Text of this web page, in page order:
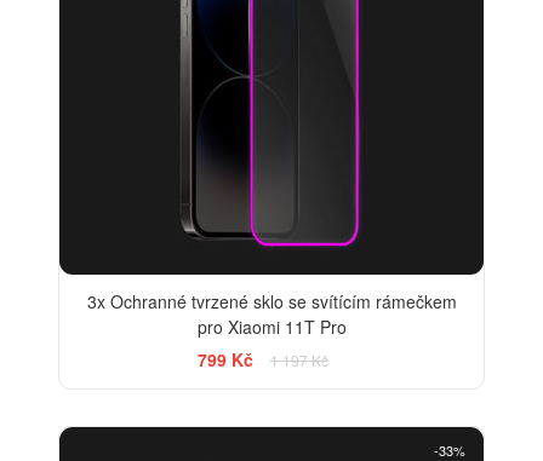
3x Ochranné tvrzené sklo se svítícím rámečkem
pro Xiaomi 11T Pro
799 Kč
1 197 Kč
-33%